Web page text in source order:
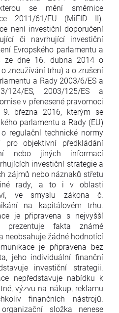
se mění směrnice
2011/61/EU (MiFID II).
není investiční doporučení
či navrhující investiční
Evropského parlamentu a
ze dne 16. dubna 2014 o
zneužívání trhu) a o zrušení
a Rady 2003/6/ES a
124/ES, 2003/125/ES a
v přenesené pravomoci
března 2016, kterým se
parlamentu a Rady (EU)
regulační technické normy
pro objektivní předkládání
nebo jiných informací
investiční strategie a
zájmů nebo náznaků střetu
rady, a to i v oblasti
ve smyslu zákona č.
na kapitálovém trhu.
je připravena s nejvyšší
prezentuje fakta známé
neobsahuje žádné hodnotící
je připravena bez
jeho individuální finanční
investiční strategii.
nepředstavuje nabídku k
výzvu na nákup, reklamu
finančních nástrojů.
složka nenese